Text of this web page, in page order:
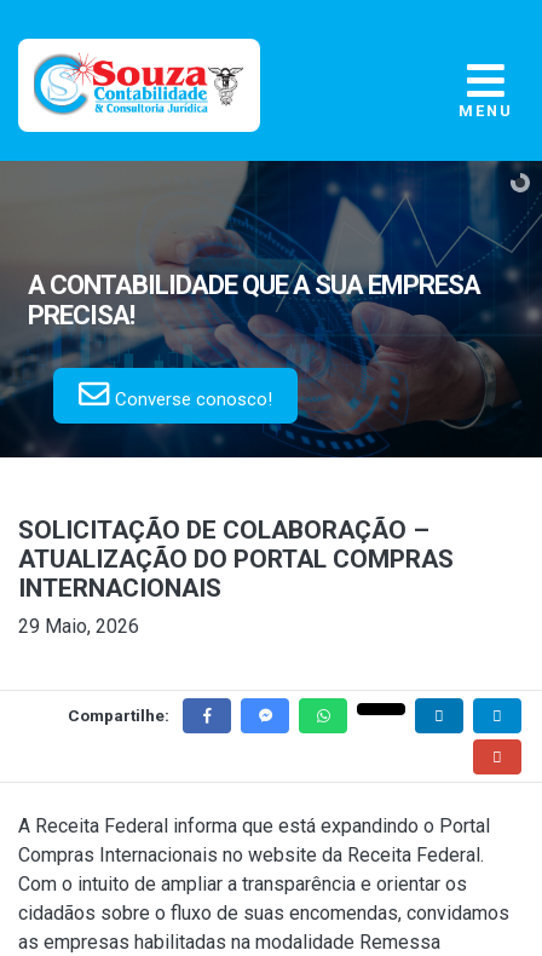
MENU
A CONTABILIDADEQUE A SUA EMPRESA
PRECISA!
Converse conosco!
SOLICITAÇÃO DE COLABORAÇÃO –
ATUALIZAÇÃO DO PORTAL COMPRAS
INTERNACIONAIS
29 Maio, 2026
Compartilhe:
A Receita Federal informa que está expandindo o Portal
Compras Internacionais no website da Receita Federal.
Com o intuito de ampliar a transparência e orientar os
cidadãos sobre o fluxo de suas encomendas, convidamos
as empresas habilitadas na modalidade Remessa